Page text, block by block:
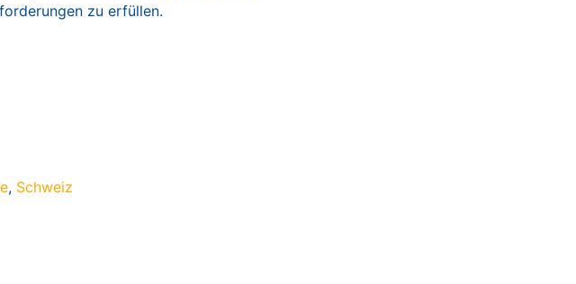
zu erfüllen.
, Schweiz